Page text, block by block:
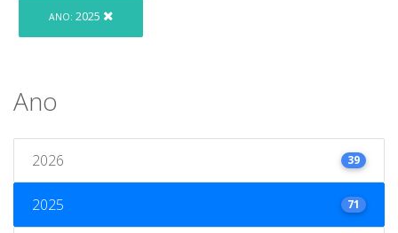
ANO: 2025
Ano
2026 39
2025 71